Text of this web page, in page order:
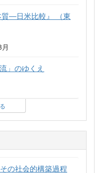
―日米比較』 （東
」のゆくえ
の社会的構築過程